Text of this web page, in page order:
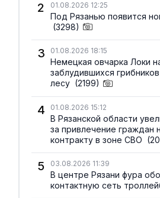
2 01.08.2026 12:25
Под Рязанью появится
(3298)
3 01.08.2026 18:15
Немецкая овчарка Локи
заблудившихся
лесу (2199)
4 01.08.2026 15:12
В Рязанской области
за привлечение граждан
контракту в зоне СВО
5 03.08.2026 11:39
В центре Рязани фура
контактную сеть